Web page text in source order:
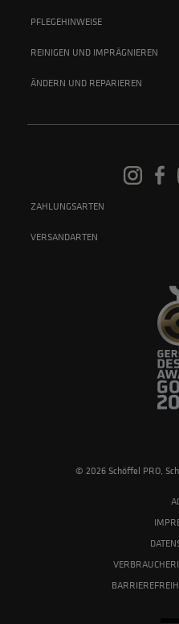
PFLEGEHINWEISE
REINIGEN UND IMPRÄGNIEREN
ÄNDERN UND REPARIEREN
ZAHLUNGSARTEN
VERSANDARTEN
© 2026 Schöffel PRO,